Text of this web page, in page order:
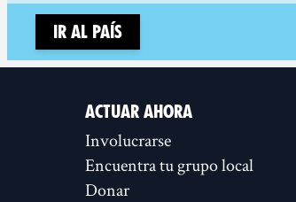
Ir al país
ACTUAR AHORA
Involucrarse
Encuentra tu grupo local
Donar